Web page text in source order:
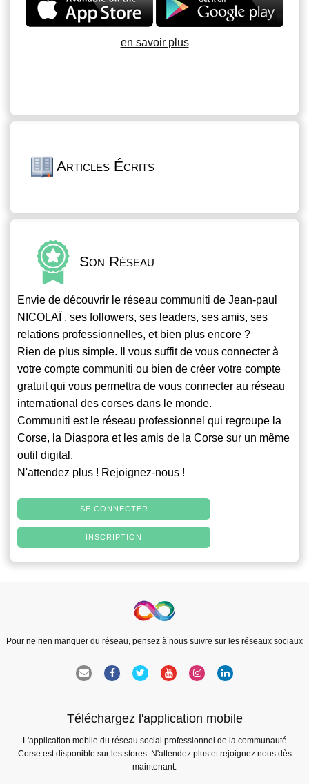
en savoir plus
Articles Écrits
Son Réseau
Envie de découvrir le réseau communiti de Jean-paul
NICOLAÏ , ses followers, ses leaders, ses amis, ses
relations professionnelles, et bien plus encore ?
Rien de plus simple. Il vous suffit de vous connecter à
votre compte communiti ou bien de créer votre compte
gratuit qui vous permettra de vous connecter au réseau
international des corses dans le monde.
Communiti est le réseau professionnel qui regroupe la
Corse, la Diaspora et les amis de la Corse sur un même
outil digital.
N'attendez plus ! Rejoignez-nous !
SE CONNECTER
INSCRIPTION
Pour ne rien manquer du réseau, pensez à nous suivre sur les réseaux sociaux
Téléchargez l'application mobile
L'application mobile du réseau social professionnel de la communauté
Corse est disponible sur les stores. N'attendez plus et rejoignez nous dès
maintenant.